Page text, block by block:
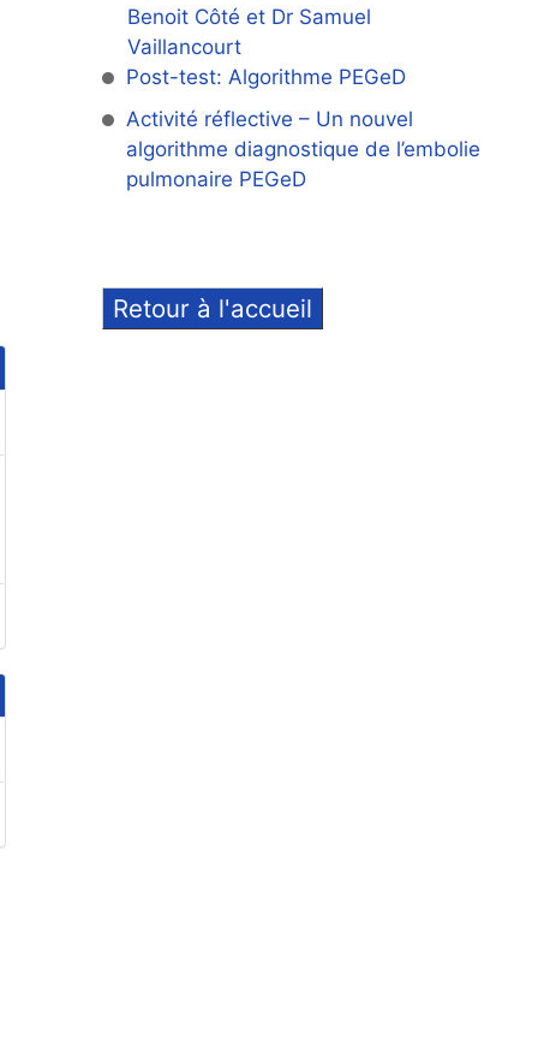
Benoit Côté et Dr Samuel
Vaillancourt
Post-test: Algorithme PEGeD
Activité réflective – Un nouvel
algorithme diagnostique de l’embolie
pulmonaire PEGeD
Retour à l'accueil